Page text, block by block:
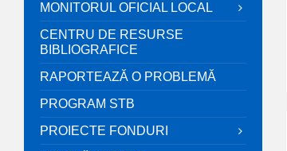
MONITORUL OFICIAL LOCAL
CENTRU DE RESURSE
BIBLIOGRAFICE
RAPORTEAZĂ O PROBLEMĂ
PROGRAM STB
PROIECTE FONDURI